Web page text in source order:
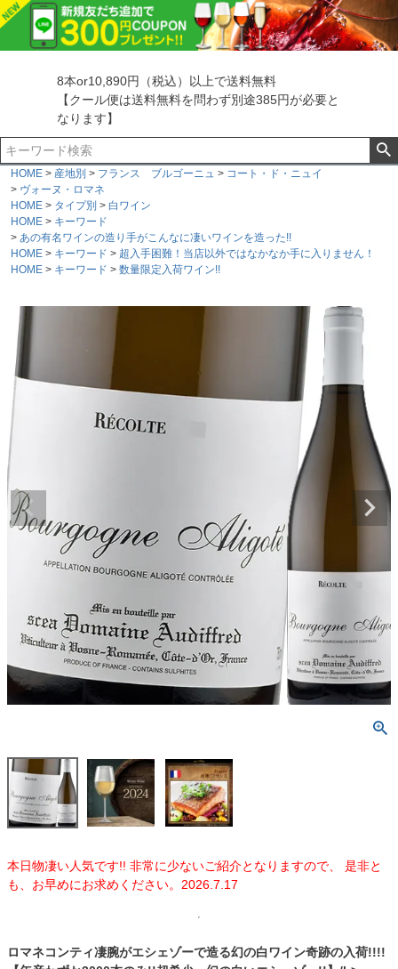
8本or10,890円（税込）以上で送料無料
【クール便は送料無料を問わず別途385円が必要と
なります】
HOME 産地別 フランス ブルゴーニュ
コート・ド・ニュイ
ヴォーヌ・ロマネ
HOME
タイプ別
白ワイン
HOME
キーワード
あの有名ワインの造り手がこんなに凄いワインを造った!!
HOME
キーワード
超入手困難！当店以外ではなかなか手に入りません！
HOME
キーワード 数量限定入荷ワイン!!
本日物凄い人気です!! 非常に少ないご紹介となりますので、 是非と
も、お早めにお求めください。2026.7.17
ロマネコンティ凄腕がエシェゾーで造る幻の白ワイン奇跡の入荷!!!!